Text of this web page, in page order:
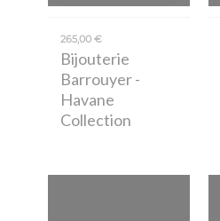
265,00 €
Bijouterie
Barrouyer-
Havane
Collection